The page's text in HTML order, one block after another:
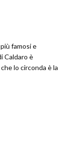
famosi e
Caldaro è
lo circonda è la